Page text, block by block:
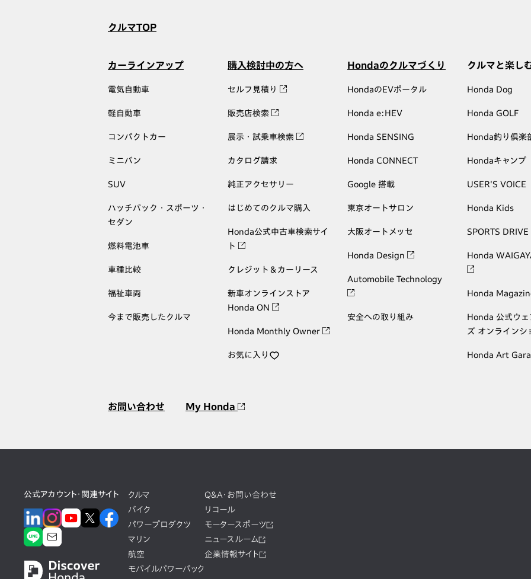
クルマTOP
カーラインアップ
電気自動車
軽自動車
コンパクトカー
ミニバン
SUV
ハッチバック・スポーツ・
セダン
燃料電池車
車種比較
福祉車両
今まで販売したクルマ
購入検討中の方へ
セルフ見積り
販売店検索
展示・試乗車検索
カタログ請求
純正アクセサリー
はじめてのクルマ購入
Honda公式中古車検索サイ
ト
クレジット＆カーリース
新車オンラインストア
Honda ON
Honda Monthly Owner
お気に入り
Hondaのクルマづくり
HondaのEVポータル
Honda e:HEV
Honda SENSING
Honda CONNECT
Google 搭載
東京オートサロン
大阪オートメッセ
Honda Design
Automobile Technology
安全への取り組み
クルマと楽し
Honda Dog
Honda GOLF
Honda釣り倶楽
Hondaキャンプ
USER'S VOICE
Honda Kids
SPORTS DRIVE
Honda
Honda
Honda 公式ウェ
ズ オンラインシ
Honda Art
お問い合わせ My Honda
公式アカウント・関連サイト
クルマ
バイク
パワープロダクツ
マリン
航空
モバイルパワーパック
Q&A・お問い合わせ
リコール
モータースポーツ
ニュースルーム
企業情報サイト